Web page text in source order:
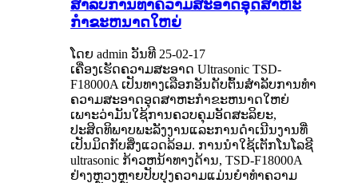
ສໍາລັບການທໍາຄວາມສະອາດອຸດສາຫະ
ກໍາຂະຫນາດໃຫຍ່
ໂດຍ admin ວັນທີ 25-02-17
ເຄື່ອງເຮັດຄວາມສະອາດ Ultrasonic TSD-
F18000A ເປັນທາງເລືອກອັນດັບຕົ້ນສໍາລັບການທໍາ
ຄວາມສະອາດອຸດສາຫະກໍາຂະຫນາດໃຫຍ່
ເພາະວ່າມັນໃຊ້ການຄວບຄຸມອັດສະລິຍະ,
ປະສິດທິພາບພະລັງງານແລະການດໍາເນີນງານທີ່
ເປັນມິດກັບສິ່ງແວດລ້ອມ. ການນໍາໃຊ້ເຕັກໂນໂລຊີ
ultrasonic ກ້າວຫນ້າທາງດ້ານ, TSD-F18000A
ຢ່າງຫຼວງຫຼາຍປັບປຸງຄວາມແມ່ນຍໍາທໍາຄວາມ